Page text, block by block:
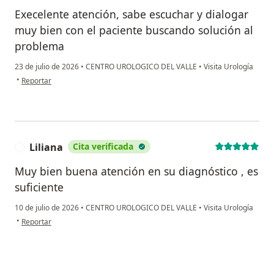
Execelente atención, sabe escuchar y dialogar
muy bien con el paciente buscando solución al
problema
23 de julio de 2026 • CENTRO UROLOGICO DEL VALLE • Visita Urología
• en opinión del usuario Albeiro
Reportar
Liliana Cita verificada
Muy bien buena atención en su diagnóstico , es
suficiente
10 de julio de 2026 • CENTRO UROLOGICO DEL VALLE • Visita Urología
• en opinión del usuario Liliana
Reportar